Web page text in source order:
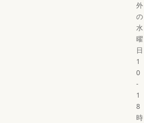
外
の
水
曜
日
1
0
-
1
8
時